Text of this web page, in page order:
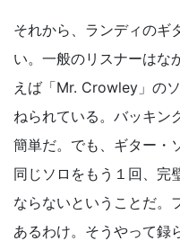
それから、ランディのギ
い。一般のリスナーはな
えば「Mr. Crowley」の
ねられている。バッキン
簡単だ。でも、ギター・
同じソロをもう１回、完
ならないということだ。
あるわけ。そうやって録